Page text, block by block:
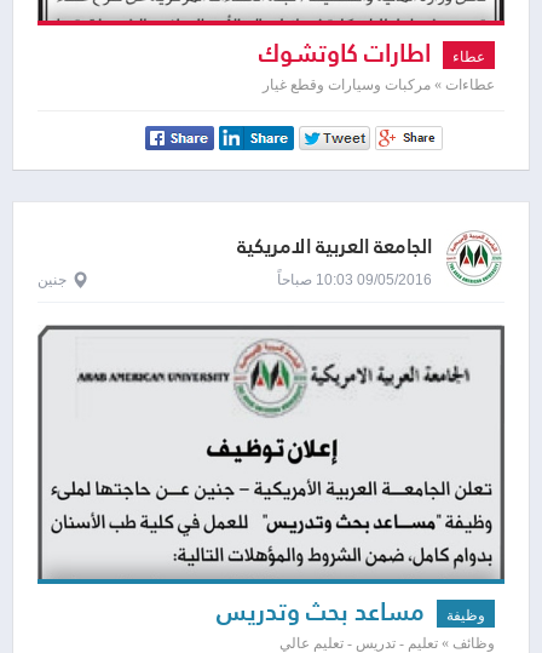
عطاء اطارات كاوتشوك
عطاءات » مركبات وسيارات وقطع غيار
الجامعة العربية الامريكية
09/05/2016 10:03 صباحاً جنين
وظيفة مساعد بحث وتدريس
وظائف » تعليم - تدريس - تعليم عالي